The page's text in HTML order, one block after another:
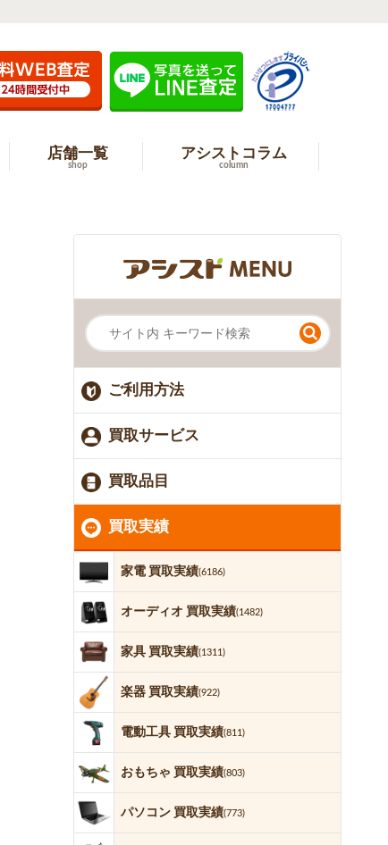
店舗一覧
shop
アシストコラム
column
ご利用方法
買取サービス
買取品目
買取実績
家電 買取実績(6186)
オーディオ 買取実績(1482)
家具 買取実績(1311)
楽器 買取実績(922)
電動工具 買取実績(811)
おもちゃ 買取実績(803)
パソコン 買取実績(773)